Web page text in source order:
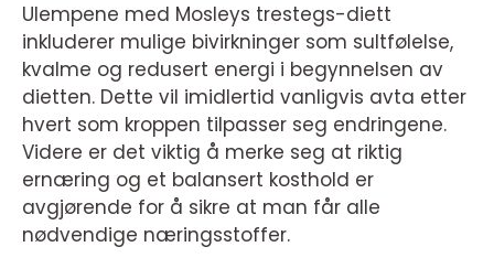
Ulempene med Mosleys trestegs-diett
inkluderer mulige bivirkninger som sultfølelse,
kvalme og redusert energi i begynnelsen av
dietten. Dette vil imidlertid vanligvis avta etter
hvert som kroppen tilpasser seg endringene.
Videre er det viktig å merke seg at riktig
ernæring og et balansert kosthold er
avgjørende for å sikre at man får alle
nødvendige næringsstoffer.